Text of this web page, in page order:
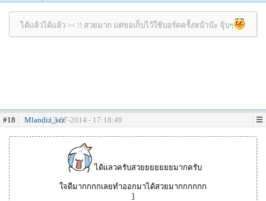
ได้แล้วได้แล้ว >< !! สวยมาก แต่ขอเก็บไว้ใช้บอร์ดครั้งหน้าน้ะ จุ้บๆ
#18 Mlandiz_izz13-07-2014 - 17:18:49
ได้เเลวครับสวยยยยยยยมากครับ
ใจดีมากกกกเลยทำออกมาได้สวยมากกกกกก
]